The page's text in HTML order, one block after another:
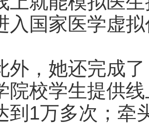
入国家医学虚
她还完成了
院校学生提供
到1万多次；牵